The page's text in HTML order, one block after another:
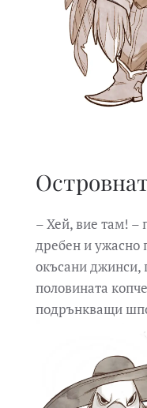
– Хей, вие там! –
дребен и ужасно
окъсани джинси,
половината
подрънкващи